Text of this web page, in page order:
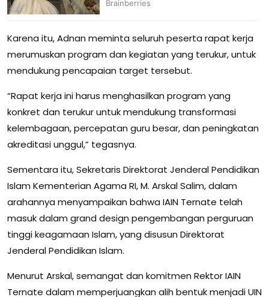
Karena itu, Adnan meminta seluruh peserta rapat kerja
merumuskan program dan kegiatan yang terukur, untuk
mendukung pencapaian target tersebut.
“Rapat kerja ini harus menghasilkan program yang
konkret dan terukur untuk mendukung transformasi
kelembagaan, percepatan guru besar, dan peningkatan
akreditasi unggul,” tegasnya.
Sementara itu, Sekretaris Direktorat Jenderal Pendidikan
Islam Kementerian Agama RI, M. Arskal Salim, dalam
arahannya menyampaikan bahwa IAIN Ternate telah
masuk dalam grand design pengembangan perguruan
tinggi keagamaan Islam, yang disusun Direktorat
Jenderal Pendidikan Islam.
Menurut Arskal, semangat dan komitmen Rektor IAIN
Ternate dalam memperjuangkan alih bentuk menjadi UIN